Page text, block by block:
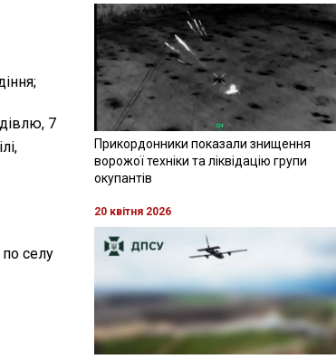
7
по селу
Прикордонники показали знищення
ворожої техніки та ліквідацію групи
окупантів
20 квітня 2026